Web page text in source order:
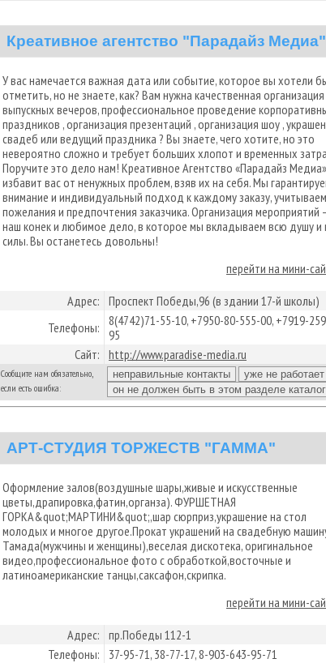
Креативное агентство "Парадайз Медиа"
У вас намечается важная дата или событие, которое вы хотели
отметить, но не знаете, как? Вам нужна качественная организация
выпускных вечеров, профессиональное проведение
праздников , организация презентаций , организация шоу ,
свадеб или ведущий праздника ? Вы знаете, чего хотите, но это
невероятно сложно и требует больших хлопот и временных
Поручите это дело нам! Креативное Агентство «Парадайз Медиа»
избавит вас от ненужных проблем, взяв их на себя. Мы
внимание и индивидуальный подход к каждому заказу,
пожелания и предпочтения заказчика. Организация мероприятий
наш конек и любимое дело, в которое мы вкладываем всю душу и
силы. Вы останетесь довольны!
перейти на мини-
Адрес: Проспект Победы,96 (в здании 17-й школы)
Телефоны: 8(4742)71-55-10, +7950-80-555-00, +7919-
95
Сайт: http://www.paradise-media.ru
Сообщите нам обязательно,
если есть ошибка:
АРТ-СТУДИЯ ТОРЖЕСТВ "ГАММА"
Оформление залов(воздушные шары,живые и искусственные
цветы,драпировка,фатин,органза). ФУРШЕТНАЯ
ГОРКА&quot;МАРТИНИ&quot;,шар сюрприз,украшение на стол
молодых и многое другое.Прокат украшений на свадебную
Тамада(мужчины и женщины),веселая дискотека, оригинальное
видео,профессиональное фото с обработкой,восточные и
латиноамериканские танцы,саксафон,скрипка.
перейти на мини-
Адрес: пр.Победы 112-1
Телефоны:
37-95-71, 38-77-17, 8-903-643-95-71